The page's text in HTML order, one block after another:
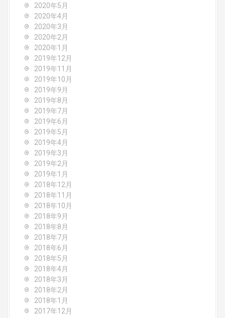
2020年5月
2020年4月
2020年3月
2020年2月
2020年1月
2019年12月
2019年11月
2019年10月
2019年9月
2019年8月
2019年7月
2019年6月
2019年5月
2019年4月
2019年3月
2019年2月
2019年1月
2018年12月
2018年11月
2018年10月
2018年9月
2018年8月
2018年7月
2018年6月
2018年5月
2018年4月
2018年3月
2018年2月
2018年1月
2017年12月